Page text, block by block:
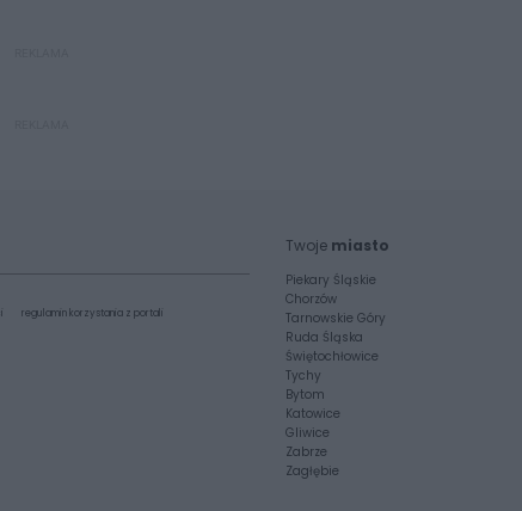
regulamin korzystania z portali
Twoje miasto
Piekary Śląskie
Chorzów
Tarnowskie Góry
Ruda Śląska
Świętochłowice
Tychy
Bytom
Katowice
Gliwice
Zabrze
Zagłębie